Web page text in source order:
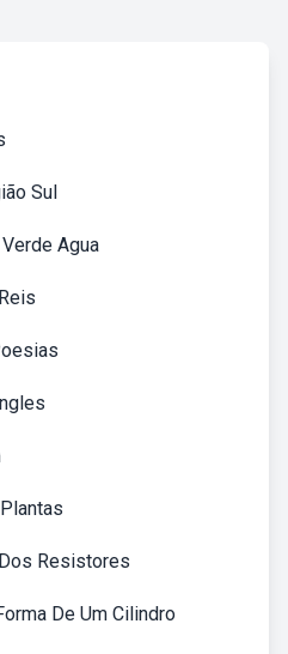
Sul
Agua
Resistores
De Um Cilindro